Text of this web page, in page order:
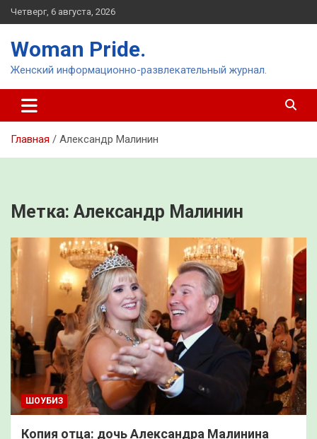
Перейти
к
Четверг, 6 августа, 2026
Woman Pride.
Женский информационно-развлекательный журнал.
Главная Александр Малинин
Метка: Александр Малинин
ШОУБИЗ
Копия отца: дочь Александра Малинина